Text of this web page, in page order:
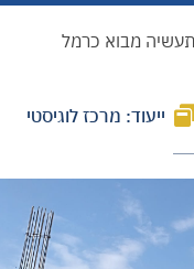
ייעוד: מרכז לוגיסטי